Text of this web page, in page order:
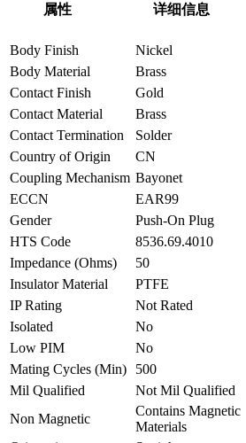
属性 详细信息
Body Finish
Nickel
Body Material
Brass
Contact Finish
Gold
Contact Material
Brass
Contact Termination
Solder
Country of Origin
CN
Coupling Mechanism Bayonet
ECCN
EAR99
Gender
Push-On Plug
HTS Code
8536.69.4010
Impedance (Ohms)
50
Insulator Material
PTFE
IP Rating
Not Rated
Isolated
No
Low PIM
No
Mating Cycles (Min)
500
Mil Qualified
Not Mil Qualified
Non Magnetic
Contains Magnetic
Materials